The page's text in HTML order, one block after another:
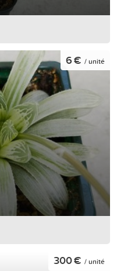
6 € / unité
300 € / unité